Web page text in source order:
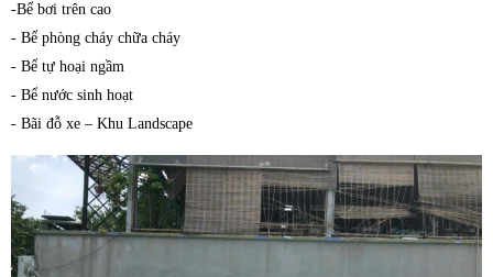
-Bể bơi trên cao
- Bể phòng cháy chữa cháy
- Bể tự hoại ngầm
- Bể nước sinh hoạt
- Bãi đỗ xe – Khu Landscape